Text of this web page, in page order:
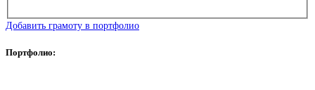
Добавить грамоту в портфолио
Портфолио: